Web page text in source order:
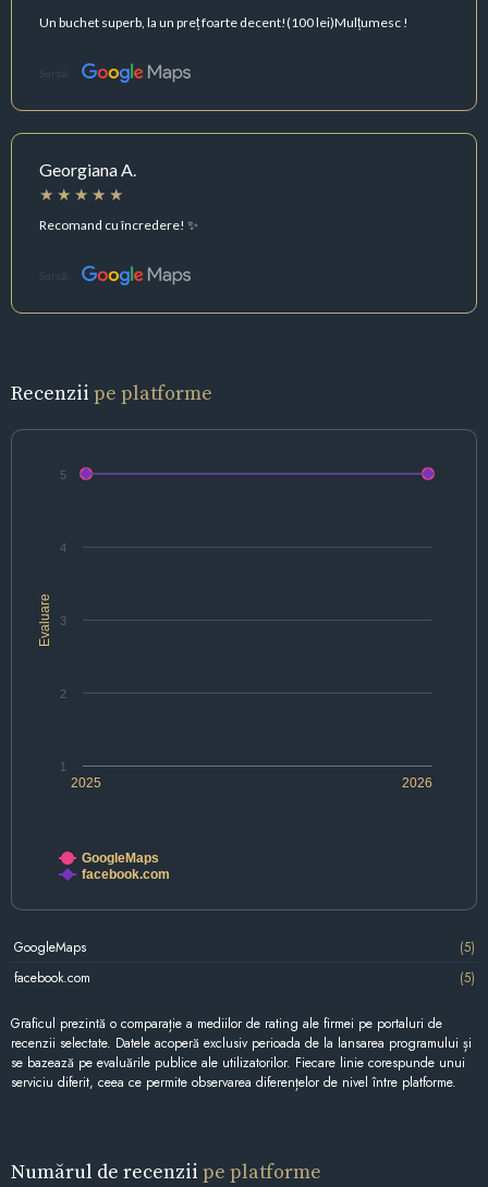
Un buchet superb, la un preț foarte decent!(100 lei)Mulțumesc !
Sursă:
Georgiana A.
Recomand cu încredere! ✨
Sursă:
Recenzii pe platforme
Evaluare
2025 2026
1
2
3
4
5
GoogleMaps
facebook.com
GoogleMaps
(5)
facebook.com
(5)
Graficul prezintă o comparație a mediilor de rating ale firmei pe portaluri de
recenzii selectate. Datele acoperă exclusiv perioada de la lansarea programului și
se bazează pe evaluările publice ale utilizatorilor. Fiecare linie corespunde unui
serviciu diferit, ceea ce permite observarea diferențelor de nivel între platforme.
Numărul de recenzii pe platforme